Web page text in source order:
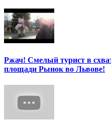
Ржач! Смелый турист в
площади Рынок во Львове!